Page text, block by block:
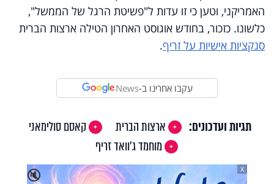
האמריקני, וטען כי זו עדות ל"פשיטת הרגל של הממשל",
כלשונו. כזכור, בחודש אוגוסט האחרון הטילה ארצות הברית
סנקציות אישיות על זריף.
עקבו אחרינו ב-News
תגיות ועדכונים: ארצות הברית
קאסם סולימאני
מוחמד ג'וואד זריף
🔇
X